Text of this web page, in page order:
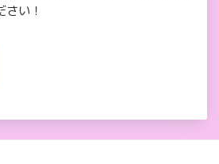
い！